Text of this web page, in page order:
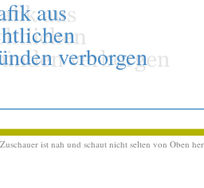
ist nah und schaut nicht selten von Oben